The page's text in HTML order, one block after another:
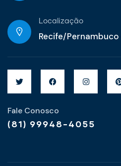
Localização
Recife/Pernambuco
Fale Conosco
(81) 99948-4055